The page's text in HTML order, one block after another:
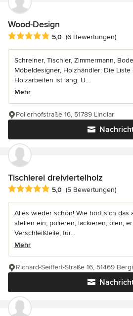
Wood-Design
Durchschnittliche Bewertung: 5 von
5,0 (6 Bewertungen)
Schreiner, Tischler, Zimmermann,
Möbeldesigner, Holzhändler: Die
Holzarbeiten ist lang. U...
Mehr
Pollerhofstraße 16, 51789 Lindlar
Tischlerei dreiviertelholz
Durchschnittliche Bewertung: 5 von
5,0 (5 Bewertungen)
Alles wieder schön! Wie hört sich das
stellen ein, polieren, lackieren, ölen,
Verschleißteile, für...
Mehr
Richard-Seiffert-Straße 16, 51469